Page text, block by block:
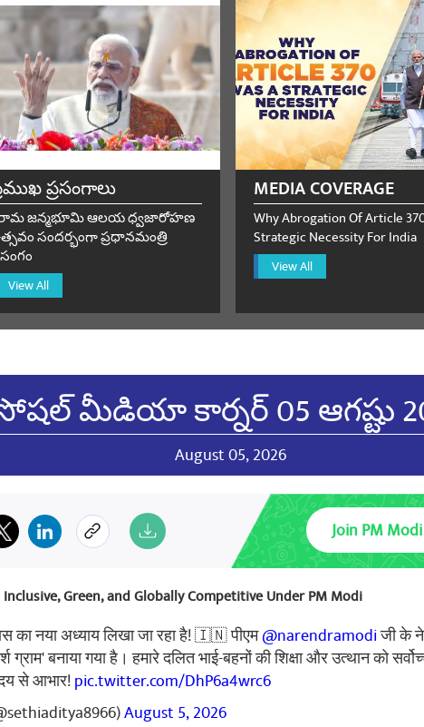
November 07, 2025
చేయండి
Nath Pandey Lucknow Uttar vidhansabha November 03,
చేయండి
November 03, 2025
November 03, 2025
November 03, 2025
ప్రసంగాలు
జన్మభూమి ఆలయ ధ్వజారోహణ
సందర్భంగా ప్రధానమంత్రి
View All
MEDIA COVERAGE
Why Abrogation Of Article
Strategic Necessity For India
View All
మీడియా కార్నర్ 05 ఆగష్టు
August 05, 2026
Join PM
Green, and Globally Competitive Under PM Modi
का नया अध्याय लिखा जा रहा है! 🇮🇳 पीएम@narendramodiजी के
ग्राम' बनाया गया है। हमारे दलित भाई-बहनों की शिक्षा और उत्थान को
से आभार!pic.twitter.com/DhP6a4wrc6
August 5, 2026